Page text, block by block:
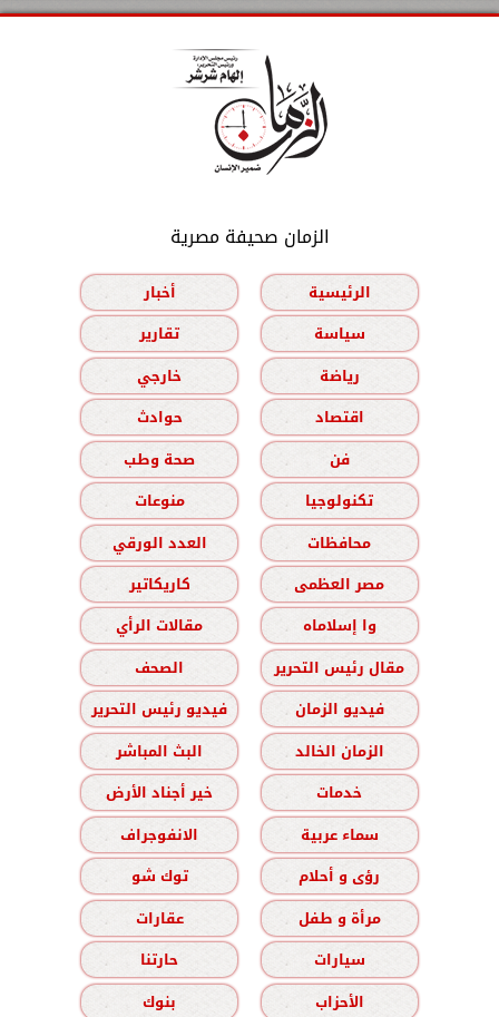
الزمان صحيفة مصرية
الرئيسية
أخبار
سياسة
تقارير
رياضة
خارجي
اقتصاد
حوادث
فن
صحة وطب
تكنولوجيا
منوعات
محافظات
العدد الورقي
مصر العظمى
كاريكاتير
وا إسلاماه
مقالات الرأي
مقال رئيس التحرير
الصحف
فيديو الزمان
فيديو رئيس التحرير
الزمان الخالد
البث المباشر
خدمات
خير أجناد الأرض
سماء عربية
الانفوجراف
رؤى و أحلام
توك شو
مرأة و طفل
عقارات
سيارات
حارتنا
الأحزاب
بنوك